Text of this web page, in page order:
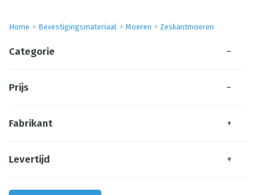
Home Bevestigingsmateriaal Moeren Zeskantmoeren
Categorie −
Prijs −
Fabrikant +
Levertijd +